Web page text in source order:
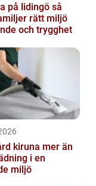
på lidingö så
rätt miljö
och trygghet
mer än
i en
miljö